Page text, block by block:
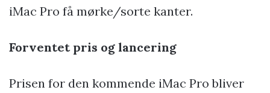
iMac Pro få mørke/sorte kanter.
Forventet pris og lancering
Prisen for den kommende iMac Pro bliver